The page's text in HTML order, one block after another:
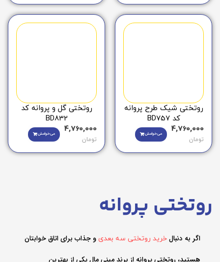
روتختی شیک طرح پروانه
کد BD757
4,760,000
تومان
می‌خوامش
روتختی گل و پروانه کد
BD832
4,760,000
تومان
می‌خوامش
روتختی پروانه
اگر به دنبال خرید روتختی سه بعدی و جذاب برای اتاق خوابتان
هستید، روتختی پروانه از برند مینی مال یکی از بهترین